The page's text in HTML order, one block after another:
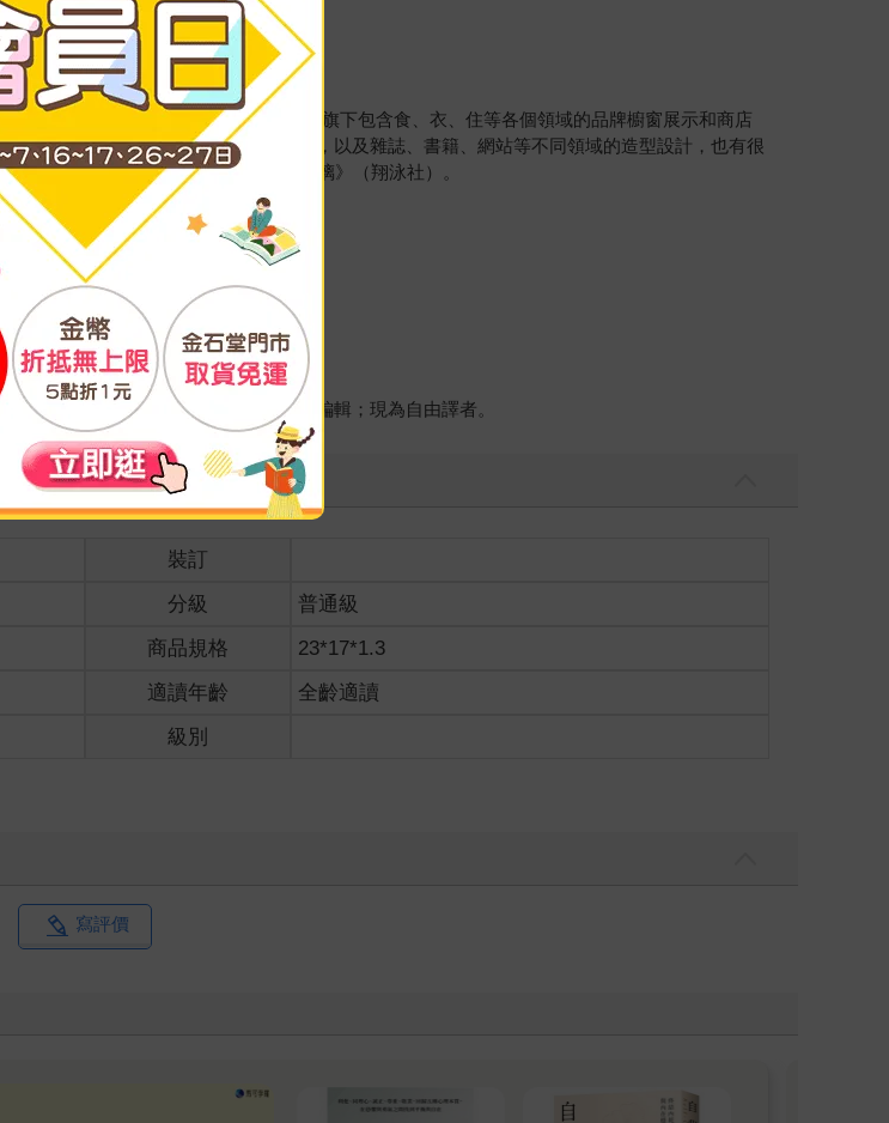
SAZABY LEAGUE, Ltd.）工作，負責旗下包含食、衣、住等各個領域的品牌櫥窗展示和商店
業，經手各類活動和商家的陳列設計，以及雜誌、書籍、網站等不同領域的造型設計，也有很
經營IG中；著有《日常生活圖鑑：玻璃》（翔泳社）。
社國際版權組長與漫畫、輕小說資深編輯；現為自由譯者。
裝訂
分級
普通級
商品規格
23*17*1.3
適讀年齡
全齡適讀
級別
寫評價